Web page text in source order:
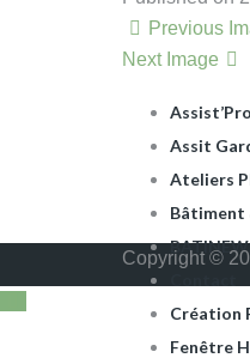
Assist
Assit
Ateliers
Bâtiment
Création
Fenêtre
Previous
Next Image
Copyright ©